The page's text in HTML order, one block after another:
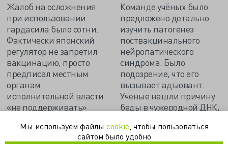
Жалоб на осложнения
при использовании
гардасила было сотни.
Фактически японский
регулятор не запретил
вакцинацию, просто
предписал местным
органам
исполнительной власти
«не поддерживать»
до завершения
мероприятий по
Команде учёных было
предложено детально
изучить патогенез
поствакцинального
нейропатического
синдрома. Было
подозрение, что его
вызывает адъювант.
Учёные нашли причину
беды в чужеродной ДНК,
вывода ещё далеко…
Мы используем файлы cookie , чтобы пользоваться
сайтом было удобно